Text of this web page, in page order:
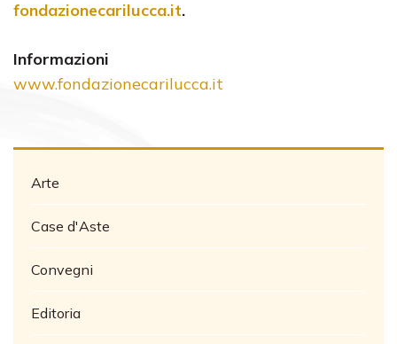
fondazionecarilucca.it.
Informazioni
www.fondazionecarilucca.it
Arte
Case d'Aste
Convegni
Editoria